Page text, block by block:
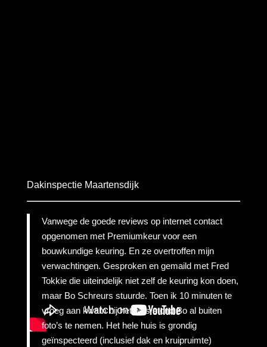
Dakinspectie Maartensdijk
Vanwege de goede reviews op internet contact
opgenomen met Premiumkeur voor een
bouwkundige keuring. En ze overtroffen mijn
verwachtingen. Gesproken en gemaild met Fred
Tokkie die uiteindelijk niet zelf de keuring kon doen,
maar Bo Schreurs stuurde. Toen ik 10 minuten te
vroeg aan kwam bij het huis stond Bo al buiten
foto’s te nemen. Het hele huis is grondig
geïnspecteerd (inclusief dak en kruipruimte)